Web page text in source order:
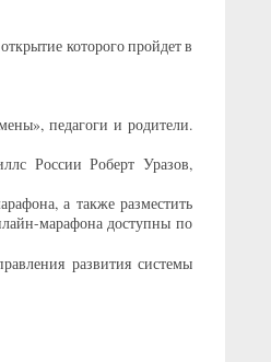
которого пройдет в
педагоги и родители.
России Роберт Уразов,
а также разместить
марафона доступны по
развития системы